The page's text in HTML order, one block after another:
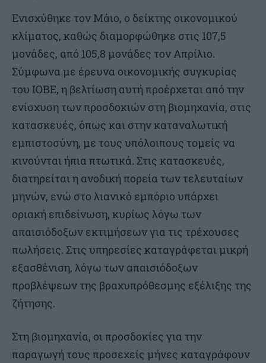
Ενισχύθηκε τον Μάιο, ο δείκτης οικονομικού
κλίματος, καθώς διαμορφώθηκε στις 107,5
μονάδες, από 105,8 μονάδες τον Απρίλιο.
Σύμφωνα με έρευνα οικονομικής συγκυρίας
του ΙΟΒΕ, η βελτίωση αυτή προέρχεται από την
ενίσχυση των προσδοκιών στη βιομηχανία, στις
κατασκευές, όπως και στην καταναλωτική
εμπιστοσύνη, με τους υπόλοιπους τομείς να
κινούνται ήπια πτωτικά. Στις κατασκευές,
διατηρείται η ανοδική πορεία των τελευταίων
μηνών, ενώ στο λιανικό εμπόριο υπάρχει
οριακή επιδείνωση, κυρίως λόγω των
απαισιόδοξων εκτιμήσεων για τις τρέχουσες
πωλήσεις. Στις υπηρεσίες καταγράφεται μικρή
εξασθένιση, λόγω των απαισιόδοξων
προβλέψεων της βραχυπρόθεσμης εξέλιξης της
ζήτησης.
Στη βιομηχανία, οι προσδοκίες για την
παραγωγή τους προσεχείς μήνες καταγράφουν